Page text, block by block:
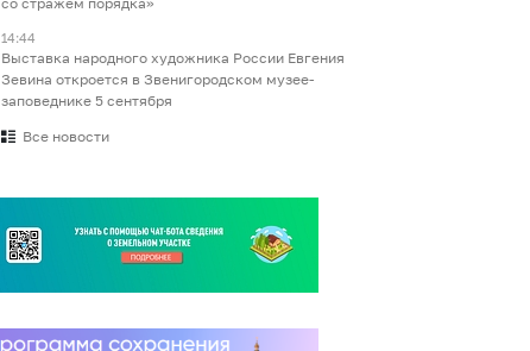
14:44
Выставка народного художника России Евгения
Зевина откроется в Звенигородском музее-
заповеднике 5 сентября
Все новости